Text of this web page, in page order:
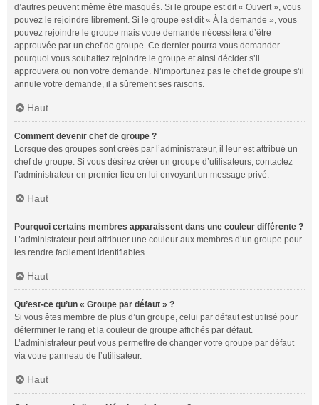
d’autres peuvent même être masqués. Si le groupe est dit « Ouvert », vous
pouvez le rejoindre librement. Si le groupe est dit « À la demande », vous
pouvez rejoindre le groupe mais votre demande nécessitera d’être
approuvée par un chef de groupe. Ce dernier pourra vous demander
pourquoi vous souhaitez rejoindre le groupe et ainsi décider s’il
approuvera ou non votre demande. N’importunez pas le chef de groupe s’il
annule votre demande, il a sûrement ses raisons.
Haut
Comment devenir chef de groupe ?
Lorsque des groupes sont créés par l’administrateur, il leur est attribué un
chef de groupe. Si vous désirez créer un groupe d’utilisateurs, contactez
l’administrateur en premier lieu en lui envoyant un message privé.
Haut
Pourquoi certains membres apparaissent dans une couleur différente ?
L’administrateur peut attribuer une couleur aux membres d’un groupe pour
les rendre facilement identifiables.
Haut
Qu’est-ce qu’un « Groupe par défaut » ?
Si vous êtes membre de plus d’un groupe, celui par défaut est utilisé pour
déterminer le rang et la couleur de groupe affichés par défaut.
L’administrateur peut vous permettre de changer votre groupe par défaut
via votre panneau de l’utilisateur.
Haut